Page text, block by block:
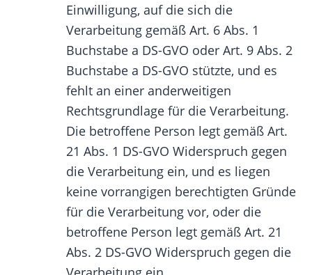
Einwilligung, auf die sich die
Verarbeitung gemäß Art. 6 Abs. 1
Buchstabe a DS-GVO oder Art. 9 Abs. 2
Buchstabe a DS-GVO stützte, und es
fehlt an einer anderweitigen
Rechtsgrundlage für die Verarbeitung.
Die betroffene Person legt gemäß Art.
21 Abs. 1 DS-GVO Widerspruch gegen
die Verarbeitung ein, und es liegen
keine vorrangigen berechtigten Gründe
für die Verarbeitung vor, oder die
betroffene Person legt gemäß Art. 21
Abs. 2 DS-GVO Widerspruch gegen die